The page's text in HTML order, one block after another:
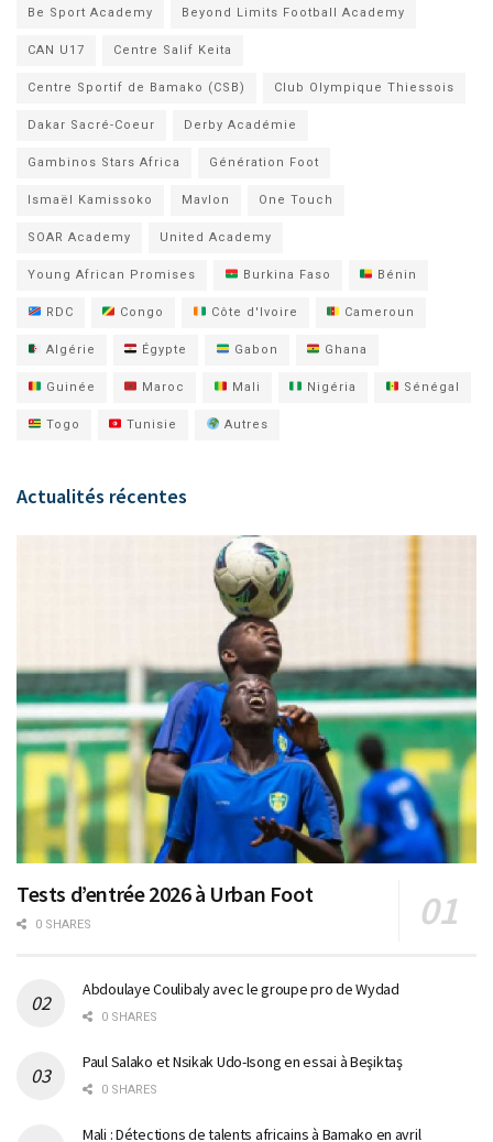
Be Sport Academy Beyond Limits Football Academy
CAN U17 Centre Salif Keita
Centre Sportif de Bamako (CSB) Club Olympique Thiessois
Dakar Sacré-Coeur Derby Académie
Gambinos Stars Africa Génération Foot
Ismaël Kamissoko Mavlon One Touch
SOAR Academy United Academy
Young African Promises Burkina Faso Bénin
RDC Congo Côte d'Ivoire Cameroun
Algérie Égypte Gabon Ghana
Guinée Maroc Mali Nigéria Sénégal
Togo Tunisie Autres
Actualités récentes
Tests d’entrée 2026 à Urban Foot
0 SHARES
Abdoulaye Coulibaly avec le groupe pro de Wydad
0 SHARES
Paul Salako et Nsikak Udo-Isong en essai à Beşiktaş
0 SHARES
Mali : Détections de talents africains à Bamako en avril